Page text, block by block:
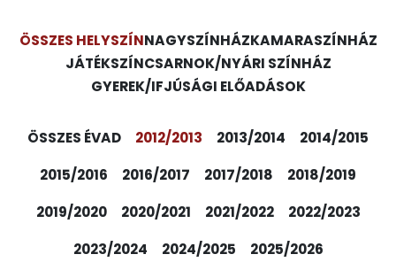
ÖSSZES HELYSZÍNNAGYSZÍNHÁZKAMARASZÍNHÁZ
JÁTÉKSZÍNCSARNOK/NYÁRI SZÍNHÁZ
GYEREK/IFJÚSÁGI ELŐADÁSOK
ÖSSZES ÉVAD 2012/2013 2013/2014
2014/2015
2015/2016
2016/2017 2017/2018
2018/2019
2019/2020
2020/2021 2021/2022
2022/2023
2023/2024
2024/2025 2025/2026